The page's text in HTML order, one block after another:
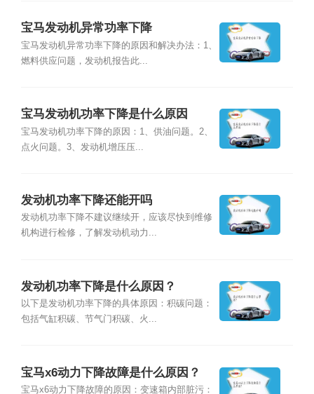
宝马发动机异常功率下降
宝马发动机异常功率下降的原因和解决办法：1、
燃料供应问题，发动机报告此...
宝马发动机功率下降是什么原因
宝马发动机功率下降的原因：1、供油问题。2、
点火问题。3、发动机增压压...
发动机功率下降还能开吗
发动机功率下降不建议继续开，应该尽快到维修
机构进行检修，了解发动机动力...
发动机功率下降是什么原因？
以下是发动机功率下降的具体原因：积碳问题：
包括气缸积碳、节气门积碳、火...
宝马x6动力下降故障是什么原因？
宝马x6动力下降故障的原因：变速箱内部脏污：